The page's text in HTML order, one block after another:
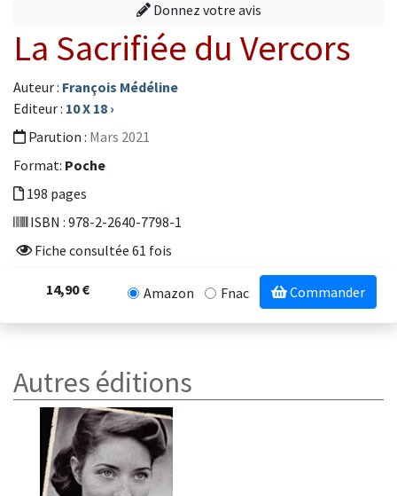
Donnez votre avis
La Sacrifiée du Vercors
Auteur : François Médéline
Editeur : 10 X 18 ›
Parution : Mars 2021
Format: Poche
198 pages
ISBN : 978-2-2640-7798-1
Fiche consultée 61 fois
14,90 € Amazon Fnac Commander
Autres éditions